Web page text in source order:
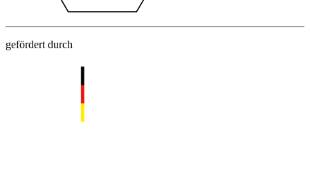
gefördert durch